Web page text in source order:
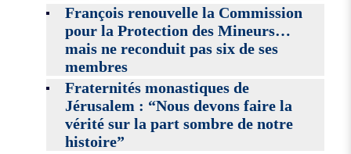
François renouvelle la Commission
pour la Protection des Mineurs…
mais ne reconduit pas six de ses
membres
Fraternités monastiques de
Jérusalem : “Nous devons faire la
vérité sur la part sombre de notre
histoire”